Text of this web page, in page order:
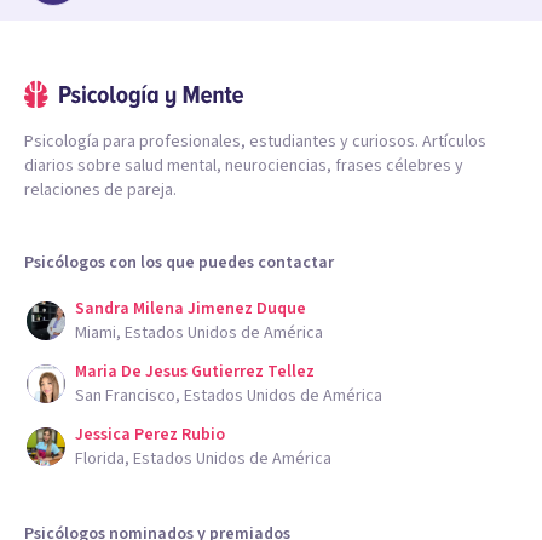
Psicología para profesionales, estudiantes y curiosos. Artículos
diarios sobre salud mental, neurociencias, frases célebres y
relaciones de pareja.
Psicólogos con los que puedes contactar
Sandra Milena Jimenez Duque
Miami, Estados Unidos de América
Maria De Jesus Gutierrez Tellez
San Francisco, Estados Unidos de América
Jessica Perez Rubio
Florida, Estados Unidos de América
Psicólogos nominados y premiados